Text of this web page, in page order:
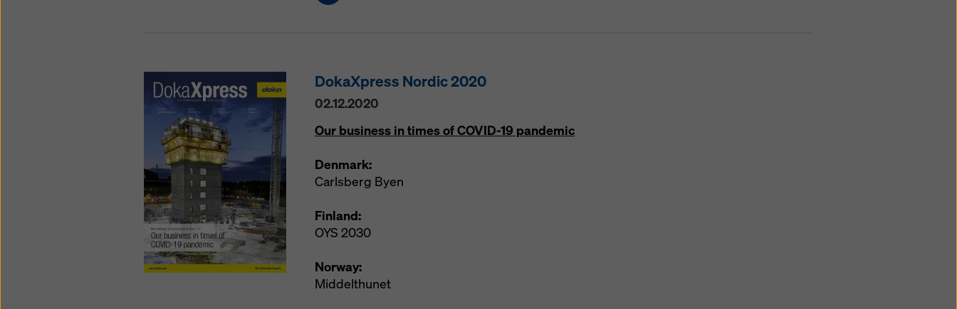
DokaXpress Nordic 2020
02.12.2020
Our business in times of COVID-19 pandemic
Denmark:
Carlsberg Byen
Finland:
OYS 2030
Norway:
Middelthunet